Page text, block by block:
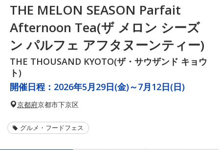
THE MELON SEASON Parfait
Afternoon Tea(ザ メロン シーズ
ン パルフェ アフタヌーンティー)
THE THOUSAND KYOTO(ザ・サウザンド キョウ
ト)
開催日程： 2026年5月29日(金)～7月12日(日)
京都府京都市下京区
グルメ・フードフェス